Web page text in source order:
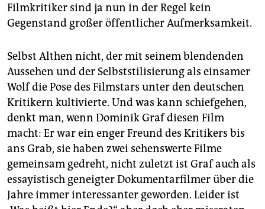
Filmkritiker sind ja nun in der Regel kein
Gegenstand großer öffentlicher Aufmerksamkeit.
Selbst Althen nicht, der mit seinem blendenden
Aussehen und der Selbststilisierung als einsamer
Wolf die Pose des Filmstars unter den deutschen
Kritikern kultivierte. Und was kann schiefgehen,
denkt man, wenn Dominik Graf diesen Film
macht: Er war ein enger Freund des Kritikers bis
ans Grab, sie haben zwei sehenswerte Filme
gemeinsam gedreht, nicht zuletzt ist Graf auch als
essayistisch geneigter Dokumentarfilmer über die
Jahre immer interessanter geworden. Leider ist